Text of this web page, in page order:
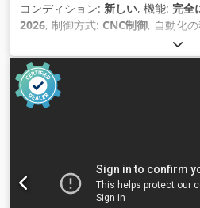
コンディション: 新しい, 機能: 完全
2026, 制御方式: CNC制御, 自動化
ファイ
器メーカー:MAX Photonics, レー
ーザー波長:
30 mm, ステンレス鋼板厚さ（最大
厚（最大）:
CEマーキング, キャビン, ドキュメ
ット, 安全光幕, 煙抽出, 集中給脂装